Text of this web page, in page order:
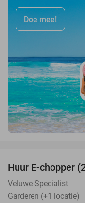
Doe mee!
Huur E-chopper
Veluwe Specialist
Garderen (+1 locatie)